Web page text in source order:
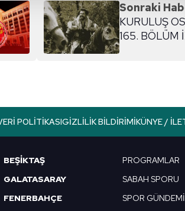
çerezler, sitemizin daha işlevsel
amaçlarıyla sınırlı olarak açık
yer alan panel vasıtasıyla
Sonraki
KURULUŞ
165. BÖLÜM
POLITIKASIGIZLILIK BILDIRIMIKÜNYE /
BEŞİKTAŞ
GALATASARAY
FENERBAHÇE
PROGRAMLAR
SABAH SPORU
SPOR GÜNDEMİ